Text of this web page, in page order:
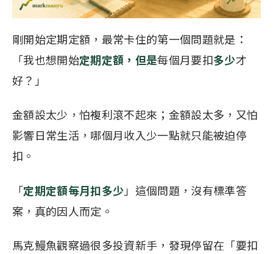
剛開始定期定額，最常卡住的第一個問題就是：
「我也想開始定期定額 ，但是每個月要扣多少才
好？」
金額設太少，怕複利滾不起來；金額設太多，又怕
影響日常生活，哪個月收入少一點就只能被迫停
扣。
「定期定額每月扣多少」這個問題，沒有標準答
案，真的因人而定。
馬克鰻魚觀察過很多投資新手，發現停留在「要扣